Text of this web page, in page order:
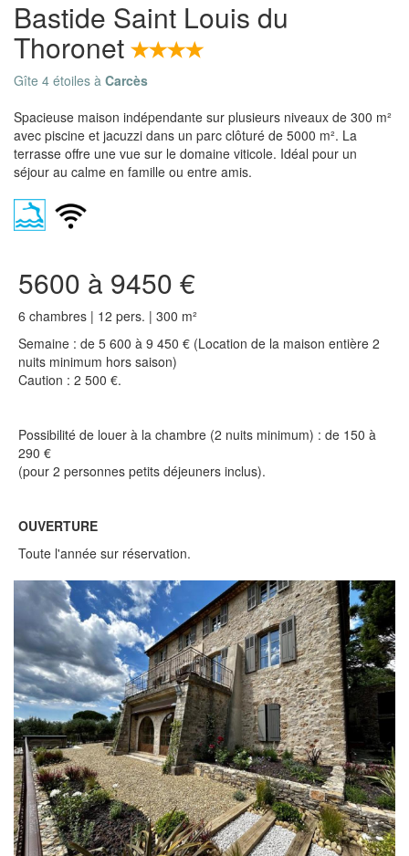
Bastide Saint Louis du
Thoronet
Gîte 4 étoiles à Carcès
Spacieuse maison indépendante sur plusieurs niveaux de 300 m²
avec piscine et jacuzzi dans un parc clôturé de 5000 m². La
terrasse offre une vue sur le domaine viticole. Idéal pour un
séjour au calme en famille ou entre amis.
5600 à 9450 €
6 chambres | 12 pers. | 300 m²
Semaine : de 5 600 à 9 450 € (Location de la maison entière 2
nuits minimum hors saison)
Caution : 2 500 €.
Possibilité de louer à la chambre (2 nuits minimum) : de 150 à
290 €
(pour 2 personnes petits déjeuners inclus).
OUVERTURE
Toute l'année sur réservation.